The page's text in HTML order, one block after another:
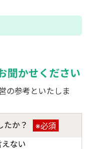
聞かせください
の参考といたしま